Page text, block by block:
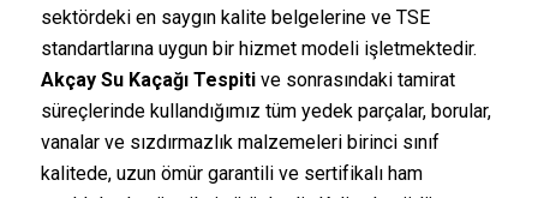
sektördeki en saygın kalite belgelerine ve TSE
standartlarına uygun bir hizmet modeli işletmektedir.
Akçay Su Kaçağı Tespitive sonrasındaki tamirat
süreçlerinde kullandığımız tüm yedek parçalar, borular,
vanalar ve sızdırmazlık malzemeleri birinci sınıf
kalitede, uzun ömür garantili ve sertifikalı ham